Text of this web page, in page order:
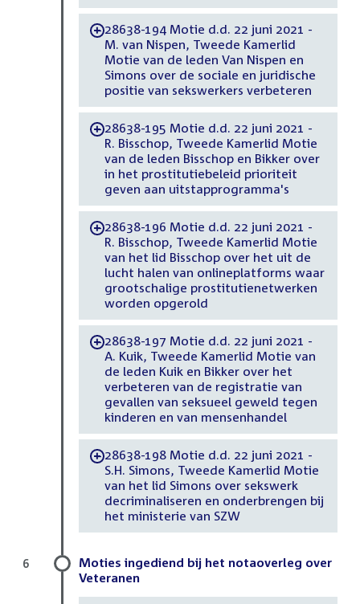
-28638-194 Motie d.d. 22 juni 2021 -
M. van Nispen, Tweede Kamerlid
Motie van de leden Van Nispen en
Simons over de sociale en juridische
positie van sekswerkers verbeteren
-28638-195 Motie d.d. 22 juni 2021 -
R. Bisschop, Tweede Kamerlid Motie
van de leden Bisschop en Bikker over
in het prostitutiebeleid prioriteit
geven aan uitstapprogramma's
-28638-196 Motie d.d. 22 juni 2021 -
R. Bisschop, Tweede Kamerlid Motie
van het lid Bisschop over het uit de
lucht halen van onlineplatforms waar
grootschalige prostitutienetwerken
worden opgerold
-28638-197 Motie d.d. 22 juni 2021 -
A. Kuik, Tweede Kamerlid Motie van
de leden Kuik en Bikker over het
verbeteren van de registratie van
gevallen van seksueel geweld tegen
kinderen en van mensenhandel
-28638-198 Motie d.d. 22 juni 2021 -
S.H. Simons, Tweede Kamerlid Motie
van het lid Simons over sekswerk
decriminaliseren en onderbrengen bij
het ministerie van SZW
Moties ingediend bij het notaoverleg over
Veteranen
6